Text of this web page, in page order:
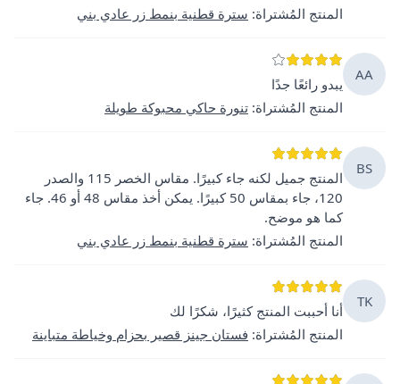
المنتج المُشتراة: سترة قطنية بنمط زر عادي بني
AA
يبدو رائعًا جدًا
المنتج المُشتراة: تنورة حاكي محبوكة طويلة
BS
المنتج جميل لكنه جاء كبيرًا. مقاس الخصر 115 والصدر
120، جاء بمقاس 50 كبيرًا. يمكن أخذ مقاس 48 أو 46. جاء
كما هو موضح.
المنتج المُشتراة: سترة قطنية بنمط زر عادي بني
TK
أنا أحببت المنتج كثيرًا، شكرًا لك
المنتج المُشتراة: فستان جينز قصير بحزام وخياطة متباينة